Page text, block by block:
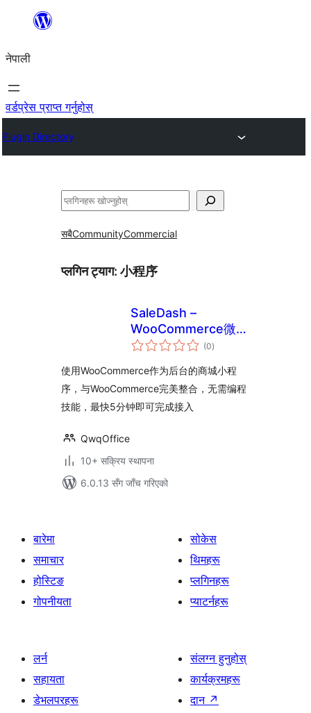
सामग्रीमा
नेपाली
वर्डप्रेस प्राप्त गर्नुहोस्
Plugin Directory
खोज्नुहोस्
सबैCommunityCommercial
प्लगिन ट्याग: 小程序
SaleDash –
WooCommerce微信
商城小程序
(0कुल
रेटिङ्गहरू
)
使用WooCommerce作为后台的商城小程
序，与WooCommerce完美整合，无需编程
技能，最快5分钟即可完成接入
QwqOffice
10+ सक्रिय स्थापना
6.0.13 सँग जाँच गरिएको
बारेमा
समाचार
होस्टिङ
गोपनीयता
सोकेस
थिमहरू
प्लगिनहरू
प्याटर्नहरू
लर्न
सहायता
डेभलपरहरू
संलग्न हुनुहोस्
कार्यक्रमहरू
दान ↗